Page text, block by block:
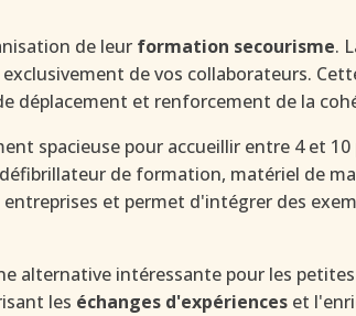
de leur formation secourisme.
de vos collaborateurs.
déplacement et renforcement de la
spacieuse pour accueillir entre 4 et
de formation, matériel de
et permet d'intégrer des
alternative intéressante pour les
les échanges d'expériences et